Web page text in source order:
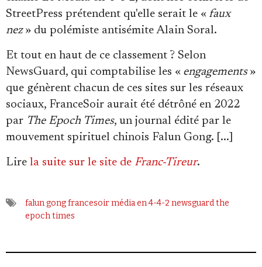
StreetPress prétendent qu'elle serait le « faux
nez» du polémiste antisémite Alain Soral.
Et tout en haut de ce classement ? Selon
NewsGuard, qui comptabilise les « engagements»
que génèrent chacun de ces sites sur les réseaux
sociaux, FranceSoir aurait été détrôné en 2022
par The Epoch Times, un journal édité par le
mouvement spirituel chinois Falun Gong. [...]
Lire la suite sur le site de Franc-Tireur.
falun gongfrancesoirmédia en 4-4-2 newsguardthe
epoch times